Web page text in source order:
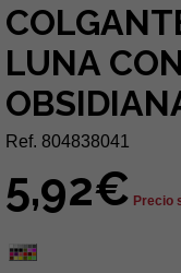
LUNA
Ref. 804838041
5,92€ Precio